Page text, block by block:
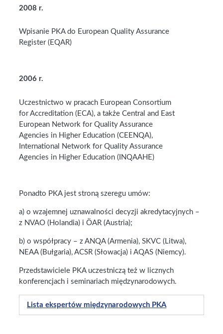
2008 r.
Wpisanie PKA do European Quality Assurance
Register (EQAR)
2006 r.
Uczestnictwo w pracach European Consortium
for Accreditation (ECA), a także Central and East
European Network for Quality Assurance
Agencies in Higher Education (CEENQA),
International Network for Quality Assurance
Agencies in Higher Education (INQAAHE)
Ponadto PKA jest stroną szeregu umów:
a) o wzajemnej uznawalności decyzji akredytacyjnych –
z NVAO (Holandia) i ÖAR (Austria);
b) o współpracy – z ANQA (Armenia), SKVC (Litwa),
NEAA (Bułgaria), ACSR (Słowacja) i AQAS (Niemcy).
Przedstawiciele PKA uczestniczą też w licznych
konferencjach i seminariach międzynarodowych.
Lista ekspertów międzynarodowych PKA